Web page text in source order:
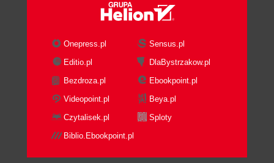
Introducing Filters and Quick Filters
Introducing Table Calculations
Proportions as Waterfall Charts Using
Current-to-Historical
The Bullet Graph
Reference Lines
Actual-to-Target
6. Mean and Median
The Normal Distribution
Onepress.pl
Sensus.pl
Editio.pl
DlaBystrzakow.pl
Bezdroza.pl
Ebookpoint.pl
Videopoint.pl
Beya.pl
Czytalisek.pl
Sploty
Biblio.Ebookpoint.pl